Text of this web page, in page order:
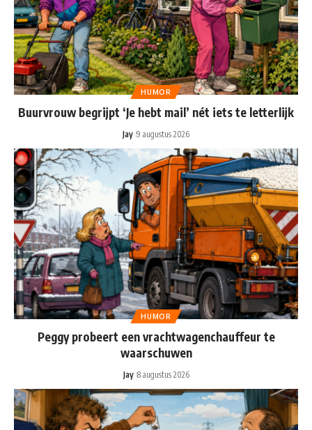
HUMOR
Buurvrouw begrijpt ‘Je hebt mail’ nét iets te letterlijk
Jay 9 augustus 2026
HUMOR
Peggy probeert een vrachtwagenchauffeur te
waarschuwen
Jay 8 augustus 2026